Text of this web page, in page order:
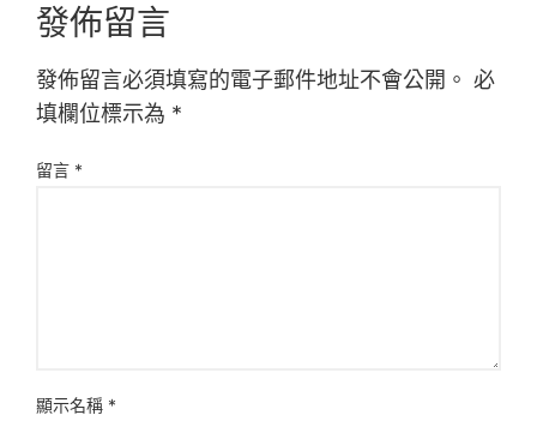
發佈留言
發佈留言必須填寫的電子郵件地址不會公開。 必
填欄位標示為 *
留言 *
顯示名稱 *